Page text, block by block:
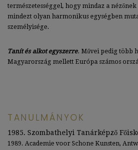
természetességgel, hogy mindaz a
mindezt olyan harmonikus egységben
személyisége.
Tanít és alkot egyszerre. Művei pedig több
Magyarország mellett Európa számos
TANULMÁNYOK
1985. Szombathelyi Tanárképző
1989. Academie voor Schone Kunsten,